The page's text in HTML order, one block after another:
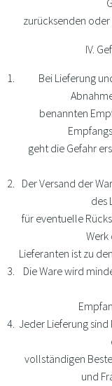
zurücksenden
IV.
Bei Lieferung
benannten
geht die Gefahr
Der Versand der
des
für eventuelle
Werk
Lieferanten ist zu
Die Ware wird
Jeder Lieferung
vollständigen
und